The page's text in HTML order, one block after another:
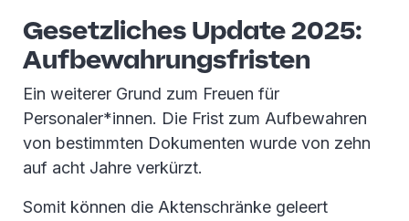
Gesetzliches Update 2025:
Aufbewahrungsfristen
Ein weiterer Grund zum Freuen für
Personaler*innen. Die Frist zum Aufbewahren
von bestimmten Dokumenten wurde von zehn
auf acht Jahre verkürzt.
Somit können die Aktenschränke geleert